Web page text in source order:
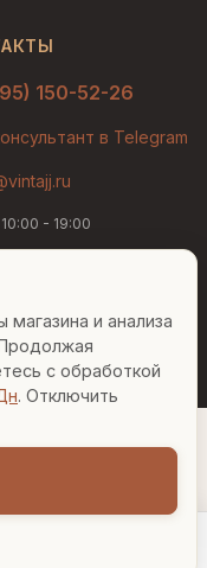
150-52-26
в Telegram
- 19:00
и анализа
с обработкой
. Отключить
Сочетание металлов